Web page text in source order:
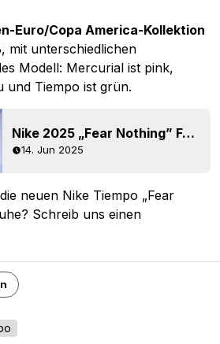
Euro/Copa America-Kollektion
mit unterschiedlichen
Modell: Mercurial ist pink,
und Tiempo ist grün.
Nike 2025 „Fear Nothing” Fußballschuh-Paket veröffentlicht – Frauen-EM 2025/Klub-Weltmeisterschaft
14. Jun 2025
neuen Nike Tiempo „Fear
Schreib uns einen